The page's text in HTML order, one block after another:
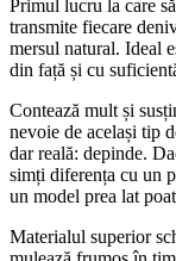
Primul lucru la care
transmite fiecare
mersul natural. Ideal
din față și cu
Contează mult și
nevoie de același tip
dar reală: depinde.
simți diferența cu un
un model prea lat
Materialul superior